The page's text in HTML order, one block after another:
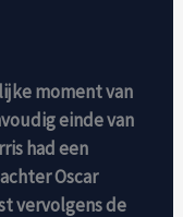
moment van
einde van
had een
Oscar
vervolgens de